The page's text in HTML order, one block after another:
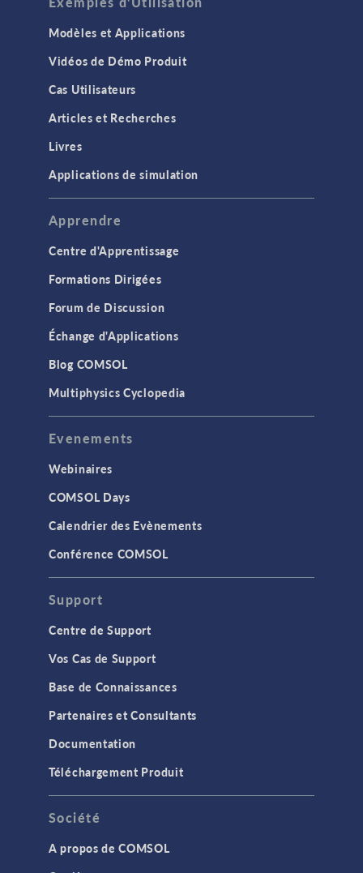
Modèles et Applications
Vidéos de Démo Produit
Cas Utilisateurs
Articles et Recherches
Livres
Applications de simulation
Apprendre
Centre d'Apprentissage
Formations Dirigées
Forum de Discussion
Échange d'Applications
Blog COMSOL
Multiphysics Cyclopedia
Evenements
Webinaires
COMSOL Days
Calendrier des Evènements
Conférence COMSOL
Support
Centre de Support
Vos Cas de Support
Base de Connaissances
Partenaires et Consultants
Documentation
Téléchargement Produit
Société
A propos de COMSOL